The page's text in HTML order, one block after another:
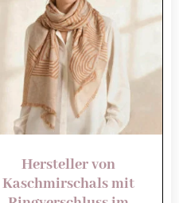
Hersteller von
Kaschmirschals mit